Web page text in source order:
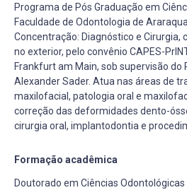
Programa de Pós Graduação em
Faculdade de Odontologia de
Concentração: Diagnóstico e Cirurgia,
no exterior, pelo convênio CAPES-
Frankfurt am Main, sob supervisão do
Alexander Sader. Atua nas áreas de
maxilofacial, patologia oral e
correção das deformidades dento-
cirurgia oral, implantodontia e
Formação acadêmica
Doutorado em Ciências